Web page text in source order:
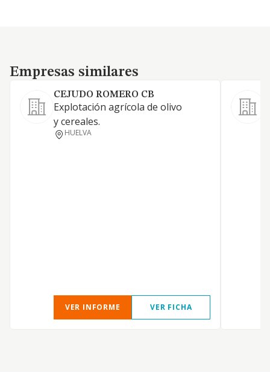
Empresas similares
Empresas similares
CEJUDO ROMERO CB
Explotación agrícola de olivo
y cereales.
HUELVA
VER INFORME VER FICHA